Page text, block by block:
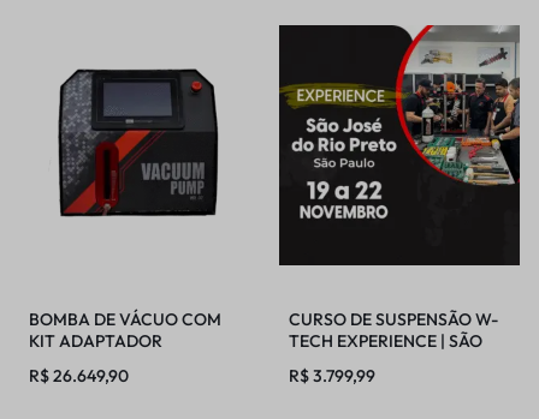
BOMBA DE VÁCUO COM
KIT ADAPTADOR
R$26.649,90
CURSO DE SUSPENSÃO W-
TECH EXPERIENCE | SÃO
JOSÉ DO RIO PRETO |
19/11/2026 – 22/11/2026
R$3.799,99